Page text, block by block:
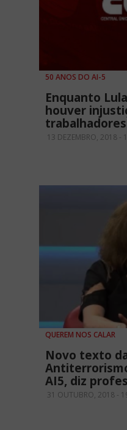
50 ANOS DO AI-5
Enquanto
houver
13 DEZEMBRO, 2018 -
QUEREM NOS CALAR
Novo texto
AI5, diz
31 OUTUBRO, 2018 -